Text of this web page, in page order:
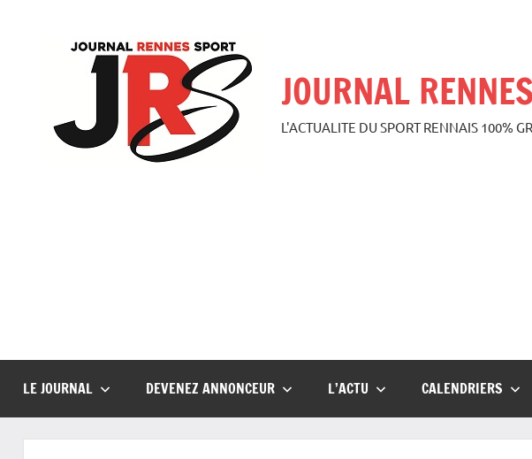
JOURNAL
L'ACTUALITE DU SPORT RENNAIS 100%
LE JOURNAL DEVENEZ ANNONCEUR L’ACTU CALENDRIERS